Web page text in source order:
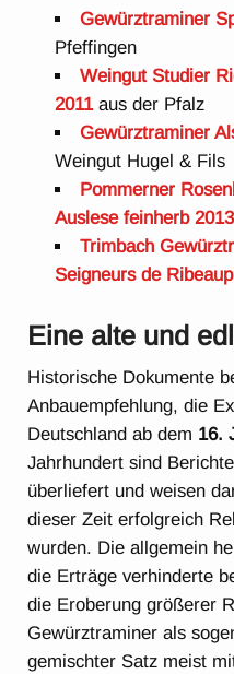
Gewürztraminer
Pfeffingen
Weingut Studier
2011 aus der Pfalz
Gewürztraminer
Weingut Hugel & Fils
Pommerner
Auslese feinherb 2013
Trimbach
Seigneurs de
Eine alte und
Historische Dokumente
Anbauempfehlung, die
Deutschland ab dem 16.
Jahrhundert sind
überliefert und weisen
dieser Zeit erfolgreich
wurden. Die allgemein
die Erträge verhinderte
die Eroberung größerer
Gewürztraminer als
gemischter Satz meist